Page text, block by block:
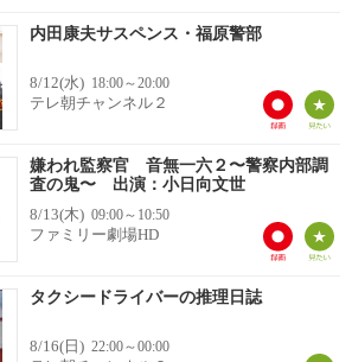
内田康夫サスペンス・福原警部
8/12(水) 18:00～20:00
テレ朝チャンネル２
嫌われ監察官 音無一六２〜警察内部調
査の鬼〜 出演：小日向文世
8/13(木) 09:00～10:50
ファミリー劇場HD
タクシードライバーの推理日誌
8/16(日) 22:00～00:00